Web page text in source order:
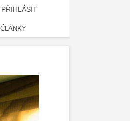
PŘIHLÁSIT
ČLÁNKY